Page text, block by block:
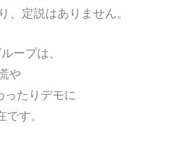
定説はありません。
プは、
や
たりデモに
す。